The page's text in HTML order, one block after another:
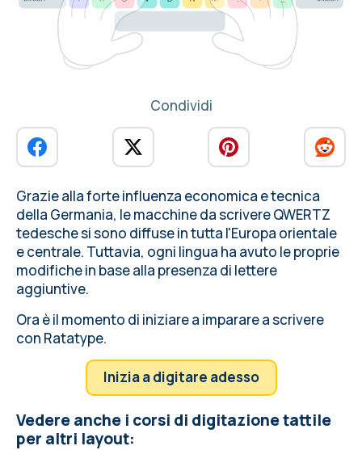
Condividi
Grazie alla forte influenza economica e tecnica
della Germania, le macchine da scrivere QWERTZ
tedesche si sono diffuse in tutta l'Europa orientale
e centrale. Tuttavia, ogni lingua ha avuto le proprie
modifiche in base alla presenza di lettere
aggiuntive.
Ora è il momento di iniziare a imparare a scrivere
con Ratatype.
Inizia a digitare adesso
Vedere anche i corsi di digitazione tattile
per altri layout: